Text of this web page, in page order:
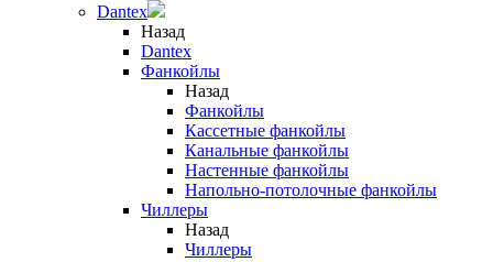
Dantex
Назад
Dantex
Фанкойлы
Назад
Фанкойлы
Кассетные фанкойлы
Канальные фанкойлы
Настенные фанкойлы
Напольно-потолочные фанкойлы
Чиллеры
Назад
Чиллеры